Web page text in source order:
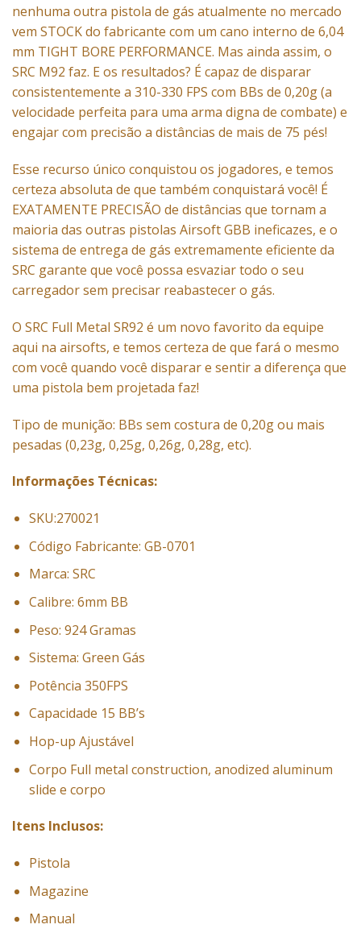
nenhuma outra pistola de gás atualmente no mercado
vem STOCK do fabricante com um cano interno de 6,04
mm TIGHT BORE PERFORMANCE. Mas ainda assim, o
SRC M92 faz. E os resultados? É capaz de disparar
consistentemente a 310-330 FPS com BBs de 0,20g (a
velocidade perfeita para uma arma digna de combate) e
engajar com precisão a distâncias de mais de 75 pés!
Esse recurso único conquistou os jogadores, e temos
certeza absoluta de que também conquistará você! É
EXATAMENTE PRECISÃO de distâncias que tornam a
maioria das outras pistolas Airsoft GBB ineficazes, e o
sistema de entrega de gás extremamente eficiente da
SRC garante que você possa esvaziar todo o seu
carregador sem precisar reabastecer o gás.
O SRC Full Metal SR92 é um novo favorito da equipe
aqui na airsofts, e temos certeza de que fará o mesmo
com você quando você disparar e sentir a diferença que
uma pistola bem projetada faz!
Tipo de munição: BBs sem costura de 0,20g ou mais
pesadas (0,23g, 0,25g, 0,26g, 0,28g, etc).
Informações Técnicas:
SKU:270021
Código Fabricante: GB-0701
Marca: SRC
Calibre: 6mm BB
Peso: 924 Gramas
Sistema: Green Gás
Potência 350FPS
Capacidade 15 BB’s
Hop-up Ajustável
Corpo Full metal construction, anodized aluminum
slide e corpo
Itens Inclusos:
Pistola
Magazine
Manual